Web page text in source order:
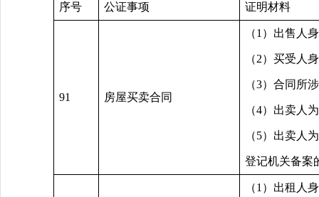
序号 公证事项 证明材料
91 房屋买卖合同
（1）出售人
（2）买受人
（3）合同所
（4）出卖人
（5）出卖人
登记机关备案
（1）出租人